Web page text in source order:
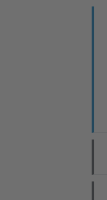
g
c